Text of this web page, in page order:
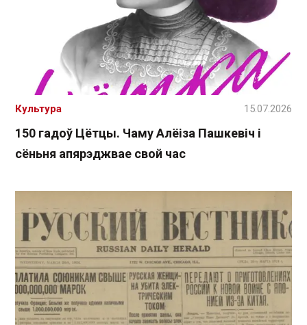
150 гадоў Цётцы. Чаму Алёіза Пашкевіч і
сёньня апярэджвае свой час
Культура 15.07.2026